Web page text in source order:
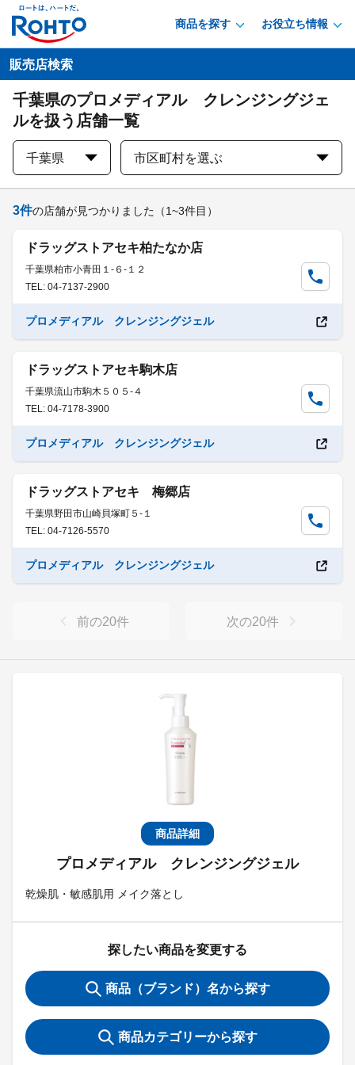
商品を探す お役立ち情報
販売店検索
千葉県のプロメディアル クレンジングジェ
ルを扱う店舗一覧
千葉県 市区町村を選ぶ
商品詳細
プロメディアル クレンジングジェル
乾燥肌・敏感肌用 メイク落とし
探したい商品を変更する
商品（ブランド）名から探す
商品カテゴリーから探す
3件の店舗が見つかりました （1~3件目）
ドラッグストアセキ柏たなか店
千葉県柏市小青田１-６-１２
TEL: 04-7137-2900
プロメディアル クレンジングジェル
ドラッグストアセキ駒木店
千葉県流山市駒木５０５-４
TEL: 04-7178-3900
プロメディアル クレンジングジェル
ドラッグストアセキ 梅郷店
千葉県野田市山崎貝塚町５-１
TEL: 04-7126-5570
プロメディアル クレンジングジェル
前の20件 次の20件